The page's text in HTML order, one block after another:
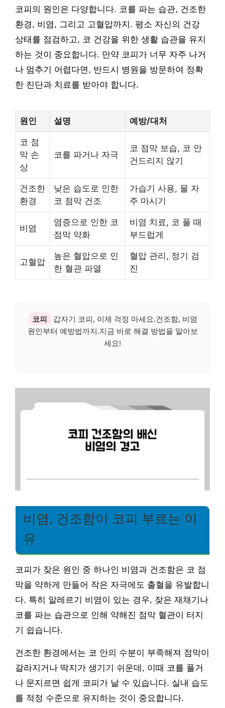
코피의 원인은 다양합니다. 코를 파는 습관, 건조한
환경, 비염, 그리고 고혈압까지. 평소 자신의 건강
상태를 점검하고, 코 건강을 위한 생활 습관을 유지
하는 것이 중요합니다. 만약 코피가 너무 자주 나거
나 멈추기 어렵다면, 반드시 병원을 방문하여 정확
한 진단과 치료를 받아야 합니다.
원인 설명 예방/대처
코 점
막 손
상
코를 파거나 자극
코 점막 보습, 코 안
건드리지 않기
건조한
환경
낮은 습도로 인한
코 점막 건조
가습기 사용, 물 자
주 마시기
비염
염증으로 인한 코
점막 약화
비염 치료, 코 풀 때
부드럽게
고혈압
높은 혈압으로 인
한 혈관 파열
혈압 관리, 정기 검
진
코피
갑자기 코피, 이제 걱정 마세요.건조함, 비염
원인부터 예방법까지.지금 바로 해결 방법을 알아보
세요!
비염, 건조함이 코피 부르는 이
유
코피가 잦은 원인 중 하나인 비염과 건조함은 코 점
막을 약하게 만들어 작은 자극에도 출혈을 유발합니
다. 특히 알레르기 비염이 있는 경우, 잦은 재채기나
코를 파는 습관으로 인해 약해진 점막 혈관이 터지
기 쉽습니다.
건조한 환경에서는 코 안의 수분이 부족해져 점막이
갈라지거나 딱지가 생기기 쉬운데, 이때 코를 풀거
나 문지르면 쉽게 코피가 날 수 있습니다. 실내 습도
를 적정 수준으로 유지하는 것이 중요합니다.